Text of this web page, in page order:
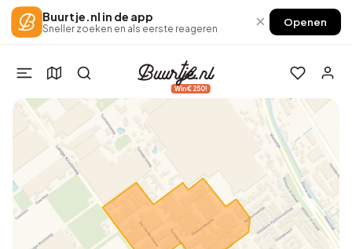
Buurtje.nl in de app
Sneller zoeken en als eerste reageren × Openen
Win €250!